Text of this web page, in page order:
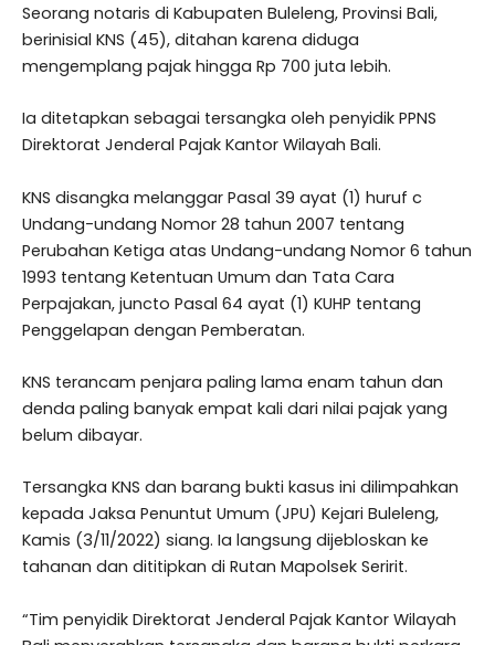
Seorang notaris di Kabupaten Buleleng, Provinsi Bali,
berinisial KNS (45), ditahan karena diduga
mengemplang pajak hingga Rp 700 juta lebih.
Ia ditetapkan sebagai tersangka oleh penyidik PPNS
Direktorat Jenderal Pajak Kantor Wilayah Bali.
KNS disangka melanggar Pasal 39 ayat (1) huruf c
Undang-undang Nomor 28 tahun 2007 tentang
Perubahan Ketiga atas Undang-undang Nomor 6 tahun
1993 tentang Ketentuan Umum dan Tata Cara
Perpajakan, juncto Pasal 64 ayat (1) KUHP tentang
Penggelapan dengan Pemberatan.
KNS terancam penjara paling lama enam tahun dan
denda paling banyak empat kali dari nilai pajak yang
belum dibayar.
Tersangka KNS dan barang bukti kasus ini dilimpahkan
kepada Jaksa Penuntut Umum (JPU) Kejari Buleleng,
Kamis (3/11/2022) siang. Ia langsung dijebloskan ke
tahanan dan dititipkan di Rutan Mapolsek Seririt.
“Tim penyidik Direktorat Jenderal Pajak Kantor Wilayah